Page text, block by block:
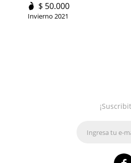
$ 50.000
Invierno 2021